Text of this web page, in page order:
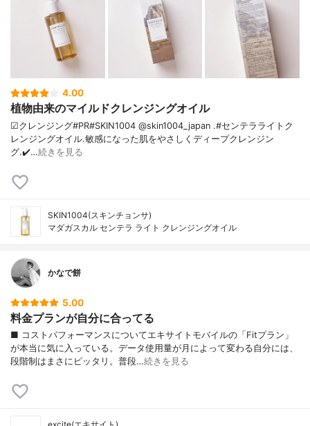
4.00
植物由来のマイルドクレンジングオイル
☑クレンジング#PR#SKIN1004 @skin1004_japan .#センテラライトク
レンジングオイル.敏感になった肌をやさしくディープクレンジン
グ.✔️…続きを見る
SKIN1004(スキンチョンサ)
マダガスカル センテラ ライト クレンジングオイル
かなで餅
5.00
料金プランが自分に合ってる
■ コストパフォーマンスについてエキサイトモバイルの「Fitプラン」
が本当に気に入っている。データ使用量が月によって変わる自分には、
段階制はまさにピッタリ。普段…続きを見る